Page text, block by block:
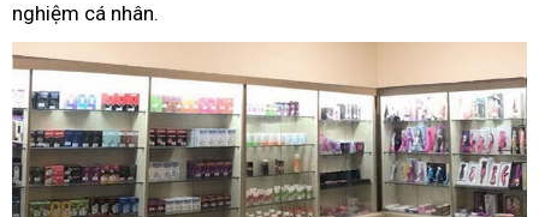
nghiệm cá nhân.